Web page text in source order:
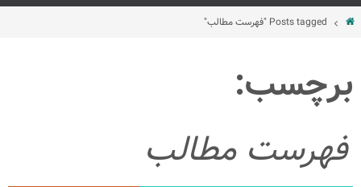
Posts tagged "فهرست مطالب"
برچسب:
فهرست مطالب